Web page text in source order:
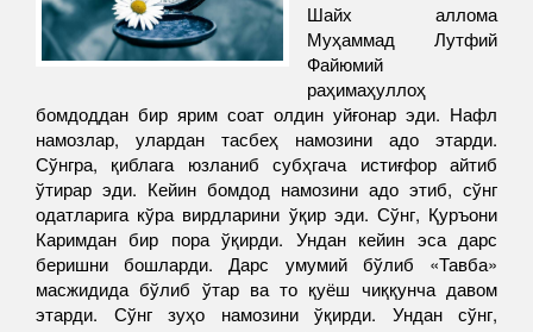
Шайх аллома
Муҳаммад Лутфий
Файюмий
раҳимаҳуллоҳ
бомдоддан бир ярим соат олдин уйғонар эди. Нафл
намозлар, улардан тасбеҳ намозини адо этарди.
Сўнгра, қиблага юзланиб субҳгача истиғфор айтиб
ўтирар эди. Кейин бомдод намозини адо этиб, сўнг
одатларига кўра вирдларини ўқир эди. Сўнг, Қуръони
Каримдан бир пора ўқирди. Ундан кейин эса дарс
беришни бошларди. Дарс умумий бўлиб «Тавба»
масжидида бўлиб ўтар ва то қуёш чиққунча давом
этарди. Сўнг зуҳо намозини ўқирди. Ундан сўнг,